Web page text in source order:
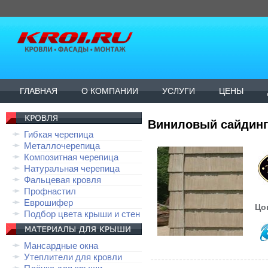
ГЛАВНАЯ О КОМПАНИИ УСЛУГИ ЦЕНЫ
Гибкая черепица
Металлочерепица
Композитная черепица
Натуральная черепица
Фальцевая кровля
Профнастил
Еврошифер
Подбор цвета крыши и стен
Мансардные окна
Утеплители для кровли
Виниловый